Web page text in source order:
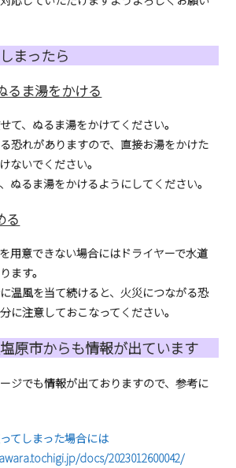
まったら
るま湯をかける
て、ぬるま湯をかけてください。
恐れがありますので、直接お湯をかけた
ないでください。
ぬるま湯をかけるようにしてください。
る
用意できない場合にはドライヤーで水道
ます。
温風を当て続けると、火災につながる恐
に注意しておこなってください。
原市からも情報が出ています
ジでも情報が出ておりますので、参考に
てしまった場合には
docs/2023012600042/